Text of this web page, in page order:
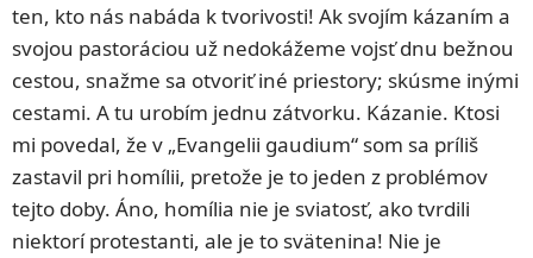
ten, kto nás nabáda k tvorivosti! Ak svojím kázaním a
svojou pastoráciou už nedokážeme vojsť dnu bežnou
cestou, snažme sa otvoriť iné priestory; skúsme inými
cestami. A tu urobím jednu zátvorku. Kázanie. Ktosi
mi povedal, že v „Evangelii gaudium“ som sa príliš
zastavil pri homílii, pretože je to jeden z problémov
tejto doby. Áno, homília nie je sviatosť, ako tvrdili
niektorí protestanti, ale je to svätenina! Nie je